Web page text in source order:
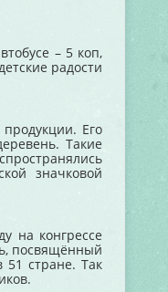
– 5 коп,
радости
Его
Такие
значковой
на конгрессе
посвящённый
стране. Так